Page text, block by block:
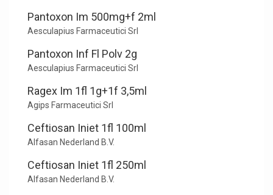
Pantoxon Im 500mg+f 2ml
Aesculapius Farmaceutici Srl
Pantoxon Inf Fl Polv 2g
Aesculapius Farmaceutici Srl
Ragex Im 1fl 1g+1f 3,5ml
Agips Farmaceutici Srl
Ceftiosan Iniet 1fl 100ml
Alfasan Nederland B.V.
Ceftiosan Iniet 1fl 250ml
Alfasan Nederland B.V.